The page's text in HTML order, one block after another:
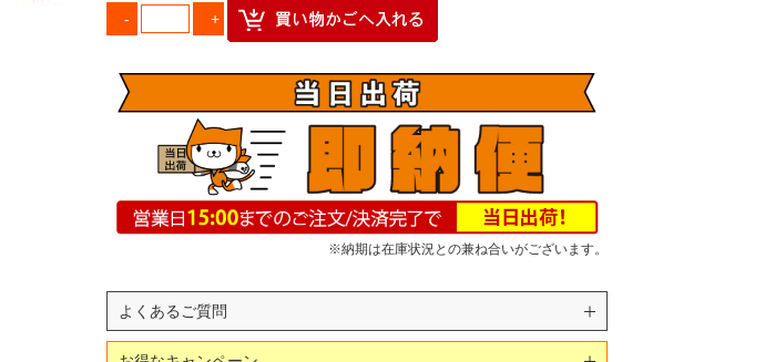
※納期は在庫状況との兼ね合いがございます。
よくあるご質問